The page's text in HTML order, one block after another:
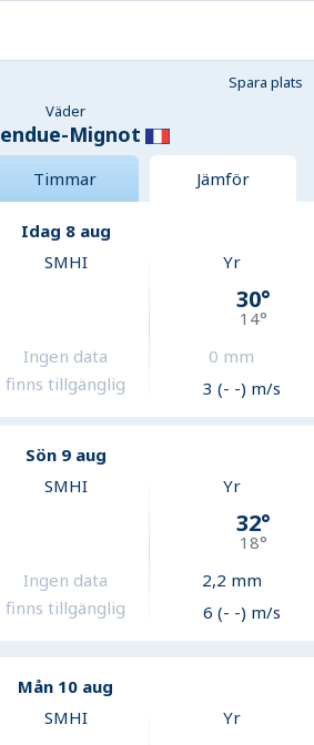
Spara plats
Väder
Mignot
Timmar Jämför
Idag 8 aug
SMHI
Ingen data
finns tillgänglig
Yr
30°
14°
0 mm
3 (- -) m/s
Sön 9 aug
SMHI
Ingen data
finns tillgänglig
Yr
32°
18°
2,2 mm
6 (- -) m/s
Mån 10 aug
SMHI Yr